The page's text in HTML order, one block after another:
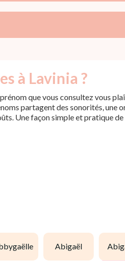
à Lavinia ?
que vous consultez vous plaît
partagent des sonorités, une
Une façon simple et pratique
abigaël